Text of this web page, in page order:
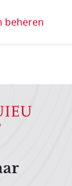
beheren